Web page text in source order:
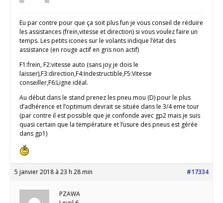
Eu par contre pour que ça soit plus fun je vous conseil de réduire
les assistances (frein,vitesse et direction) si vous voulez faire un
temps. Les petits icones sur le volants indique l’état des
assistance (en rouge actif en gris non actif)
F1:frein, F2:vitesse auto (sans joy je dois le
laisser),F3:direction,F4:Indestructible,F5:Vitesse
conseiller,F6:Ligne idéal.
Au début dans le stand prenez les pneu mou (D) pour le plus
d’adhérence et l’optimum devrait se située dans le 3/4 eme tour
(par contre il est possible que je confonde avec gp2 mais je suis
quasi certain que la température et l’usure des pneus est gérée
dans gp1)
5 janvier 2018 à 23 h 28 min #17334
PZAWA